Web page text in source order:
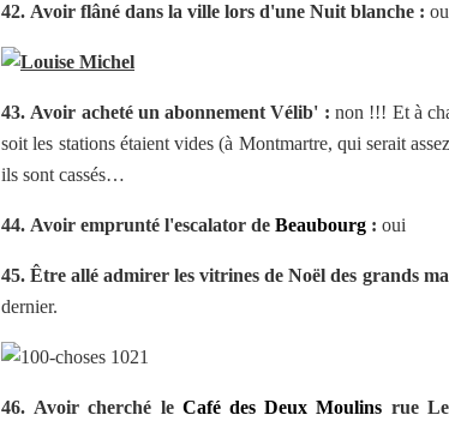
42. Avoir flâné dans la ville lors d'une Nuit blanche :
43. Avoir acheté un abonnement Vélib' : non !!! Et à
soit les stations étaient vides (à Montmartre, qui serait
ils sont cassés…
44. Avoir emprunté l'escalator de Beaubourg : oui
45. Être allé admirer les vitrines de Noël des grands
dernier.
46. Avoir cherché le Café des Deux Moulins rue